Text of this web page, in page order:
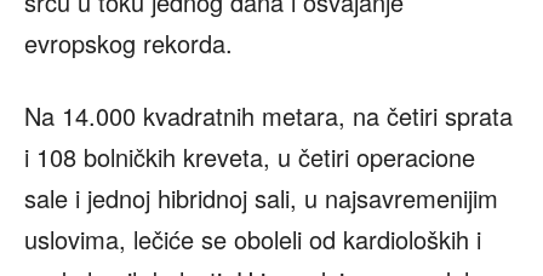
evropskog rekorda.
Na 14.000 kvadratnih metara, na četiri sprata
i 108 bolničkih kreveta, u četiri operacione
sale i jednoj hibridnoj sali, u najsavremenijim
uslovima, lečiće se oboleli od kardioloških i